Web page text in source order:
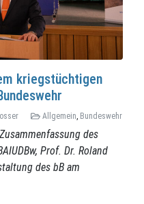
kriegstüchtigen
Allgemein, Bundeswehr
des
Prof. Dr. Roland
des bB am